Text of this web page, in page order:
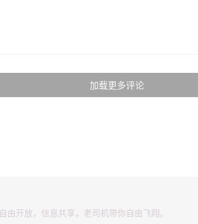
加载更多评论
由开放，信息共享，老司机带你自由飞翔。